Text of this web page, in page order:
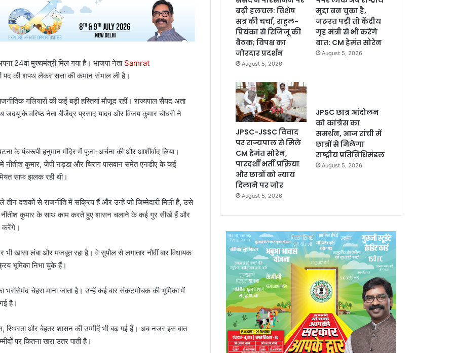
24वां मुख्यमंत्री मिल गया है। भाजपा नेता Samrat
पद की शपथ लेकर सत्ता की कमान संभाल ली है।
गलियारों की कई बड़ी हस्तियां मौजूद रहीं। राज्यपालसैयद अता
जदयू के वरिष्ठ नेताबीजेंद्र प्रसाद यादवऔरविजय कुमार चौधरीने
के पंचरूपी हनुमान मंदिर में पूजा-अर्चना की और आशीर्वाद लिया।
मेंनीतीश कुमार,जेपी नड्डाऔरचिराग पासवानसमेत एनडीए के कई
साफ झलक रही थी।
दशकों से राजनीति में सक्रिय हैं और उन्हें जो जिम्मेदारी मिली है, उसे
नीतीश कुमार के साथ काम करते हुए शासन चलाने के कई गुर सीखे हैं और
करेंगे।
भी खासा लंबा और मजबूत रहा है। वे सुपौल से लगातार नौवीं बार विधायक
भूमिका निभा चुके हैं।
भरोसेमंद चेहरा माना जाता है। उन्हें कई बार संकटमोचक की भूमिका में
है।
स्थिरता और बेहतर शासन की उम्मीदें भी बढ़ गई हैं। अब नजर इस बात
पर कितना खरा उतर पाती है।
बढ़ी हलचल: विशेष
सत्र की चर्चा, राहुल-
प्रियंका से रिजिजू की
बैठक; विपक्ष का
जोरदार प्रदर्शन
August 5, 2026
मुद्दा बन चुका है,
जरूरत पड़ी तो केंद्रीय
गृह मंत्री से भी करेंगे
बात: CM हेमंत सोरेन
August 5, 2026
JPSC-JSSC विवाद
पर राज्यपाल से मिले
CM हेमंत सोरेन,
पारदर्शी भर्ती प्रक्रिया
और छात्रों को न्याय
दिलाने पर जोर
August 5, 2026
JPSC छात्र आंदोलन
को कांग्रेस का
समर्थन, आज रांची में
छात्रों से मिलेगा
राष्ट्रीय प्रतिनिधिमंडल
August 5, 2026